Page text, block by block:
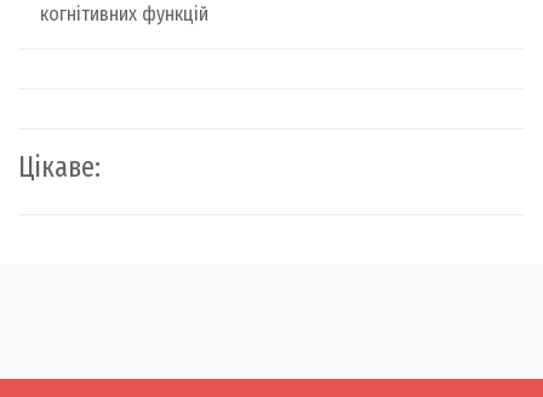
когнітивних функцій
Цікаве: